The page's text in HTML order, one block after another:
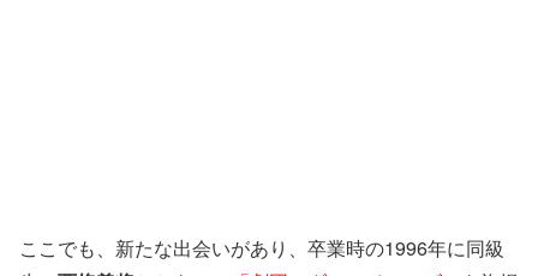
ここでも、新たな出会いがあり、卒業時の1996年に同級